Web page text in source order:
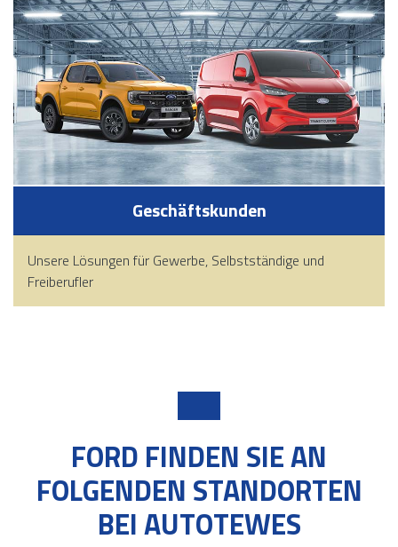
Geschäftskunden
Unsere Lösungen für Gewerbe, Selbstständige und
Freiberufler
FORD FINDEN SIE AN
FOLGENDEN STANDORTEN
BEI AUTOTEWES